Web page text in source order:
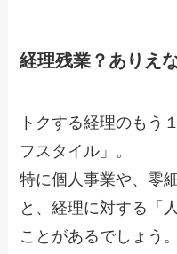
経理残業？ありえ
トクする経理のもう
フスタイル」。
特に個人事業や、零
と、経理に対する「
ことがあるでしょう。